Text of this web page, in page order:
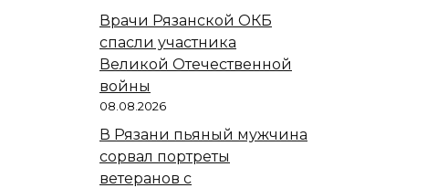
Врачи Рязанской ОКБ
спасли участника
Великой Отечественной
войны
08.08.2026
В Рязани пьяный мужчина
сорвал портреты
ветеранов с